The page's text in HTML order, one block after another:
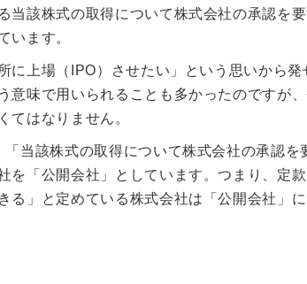
該株式の取得について株式会社の承認を
います。
に上場（IPO）させたい」という思いから発
意味で用いられることも多かったのですが
てはなりません。
当該株式の取得について株式会社の承認を
を「公開会社」としています。つまり、定
る」と定めている株式会社は「公開会社」